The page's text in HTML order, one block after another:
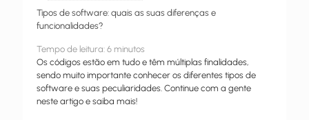
Tipos de software: quais as suas diferenças e
funcionalidades?
Tempo de leitura: 6 minutos
Os códigos estão em tudo e têm múltiplas finalidades,
sendo muito importante conhecer os diferentes tipos de
software e suas peculiaridades. Continue com a gente
neste artigo e saiba mais!